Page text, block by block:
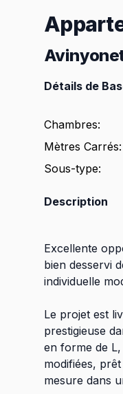
Détails de
Chambres:
Mètres Carrés:
Sous-type:
Description
Excellente
bien desservi
individuelle
Le projet est
prestigieuse
en forme de
modifiées,
mesure dans